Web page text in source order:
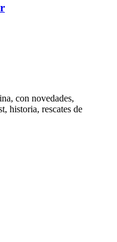
con novedades,
historia, rescates de